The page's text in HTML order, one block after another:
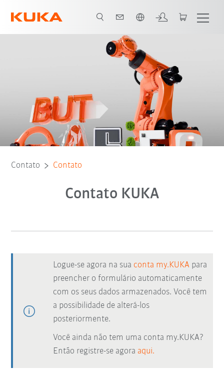
Contato Contato
Contato KUKA
Logue-se agora na sua conta my.KUKA para
preencher o formulário automaticamente
com os seus dados armazenados. Você tem
a possibilidade de alterá-los
posteriormente.
Você ainda não tem uma conta my.KUKA?
Então registre-se agora aqui.